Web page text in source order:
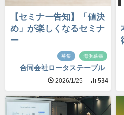
【セミナー告知】「値決
め」が楽しくなるセミナ
ー
募集 海浜幕張
合同会社ロータステーブル
2026/1/25 534